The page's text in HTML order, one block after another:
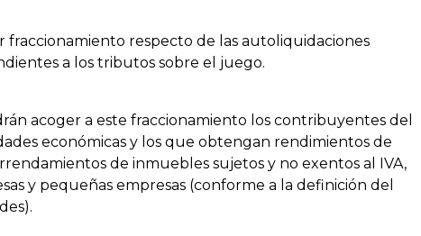
fraccionamiento respecto de las autoliquidaciones
a los tributos sobre el juego.
acoger a este fraccionamiento los contribuyentes del
económicas y los que obtengan rendimientos de
de inmuebles sujetos y no exentos al IVA,
y pequeñas empresas (conforme a la definición del